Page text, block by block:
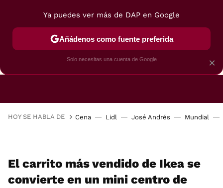
FREIDORAS DE AIRE GUÍAS DE
HOY SE HABLA DE Cena Lidl José Andrés Mundial
El carrito más vendido de Ikea se
convierte en un mini centro de
×
Ya puedes ver más de DAP en Google
Añádenos como fuente preferida
Solo necesitas una cuenta de Google